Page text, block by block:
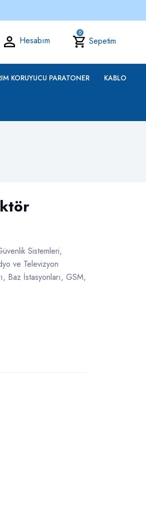
Hesabım Sepetim
0
KORUYUCU PARATONER KABLO
Sistemleri,
ve Televizyon
Baz İstasyonları, GSM,